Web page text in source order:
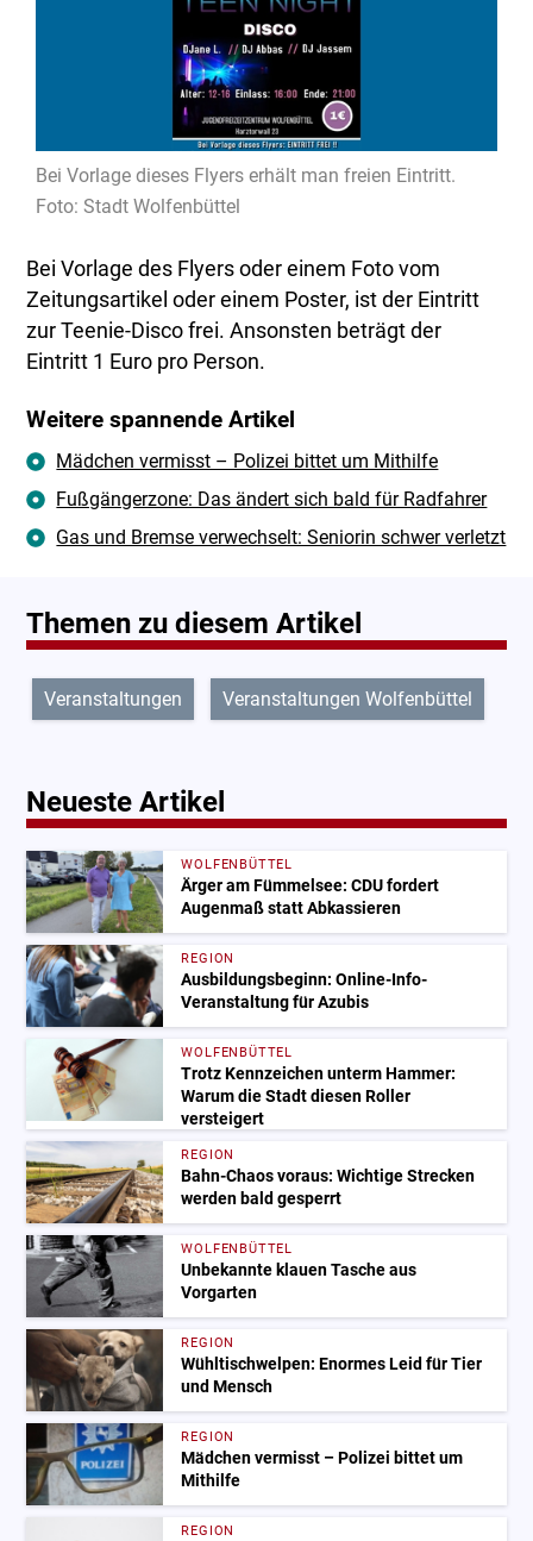
Bei Vorlage dieses Flyers erhält man freien Eintritt.
Foto: Stadt Wolfenbüttel
Bei Vorlage des Flyers oder einem Foto vom
Zeitungsartikel oder einem Poster, ist der Eintritt
zur Teenie-Disco frei. Ansonsten beträgt der
Eintritt 1 Euro pro Person.
Weitere spannende Artikel
Mädchen vermisst – Polizei bittet um Mithilfe
Fußgängerzone: Das ändert sich bald für Radfahrer
Gas und Bremse verwechselt: Seniorin schwer verletzt
Themen zu diesem Artikel
Veranstaltungen Veranstaltungen Wolfenbüttel
Neueste Artikel
WOLFENBÜTTEL
Ärger am Fümmelsee: CDU fordert
Augenmaß statt Abkassieren
REGION
Ausbildungsbeginn: Online-Info-
Veranstaltung für Azubis
WOLFENBÜTTEL
Trotz Kennzeichen unterm Hammer:
Warum die Stadt diesen Roller
versteigert
REGION
Bahn-Chaos voraus: Wichtige Strecken
werden bald gesperrt
WOLFENBÜTTEL
Unbekannte klauen Tasche aus
Vorgarten
REGION
Wühltischwelpen: Enormes Leid für Tier
und Mensch
REGION
Mädchen vermisst – Polizei bittet um
Mithilfe
REGION